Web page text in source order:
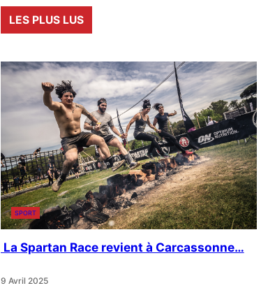
LES PLUS LUS
SPORT
La Spartan Race revient à Carcassonne…
9 Avril 2025